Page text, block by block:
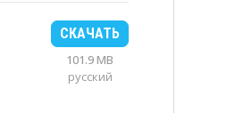
СКАЧАТЬ
101.9 MB
русский